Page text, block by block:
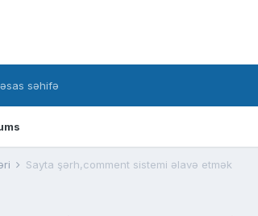
səhifə
Sayta şərh,comment sistemi əlavə etmək